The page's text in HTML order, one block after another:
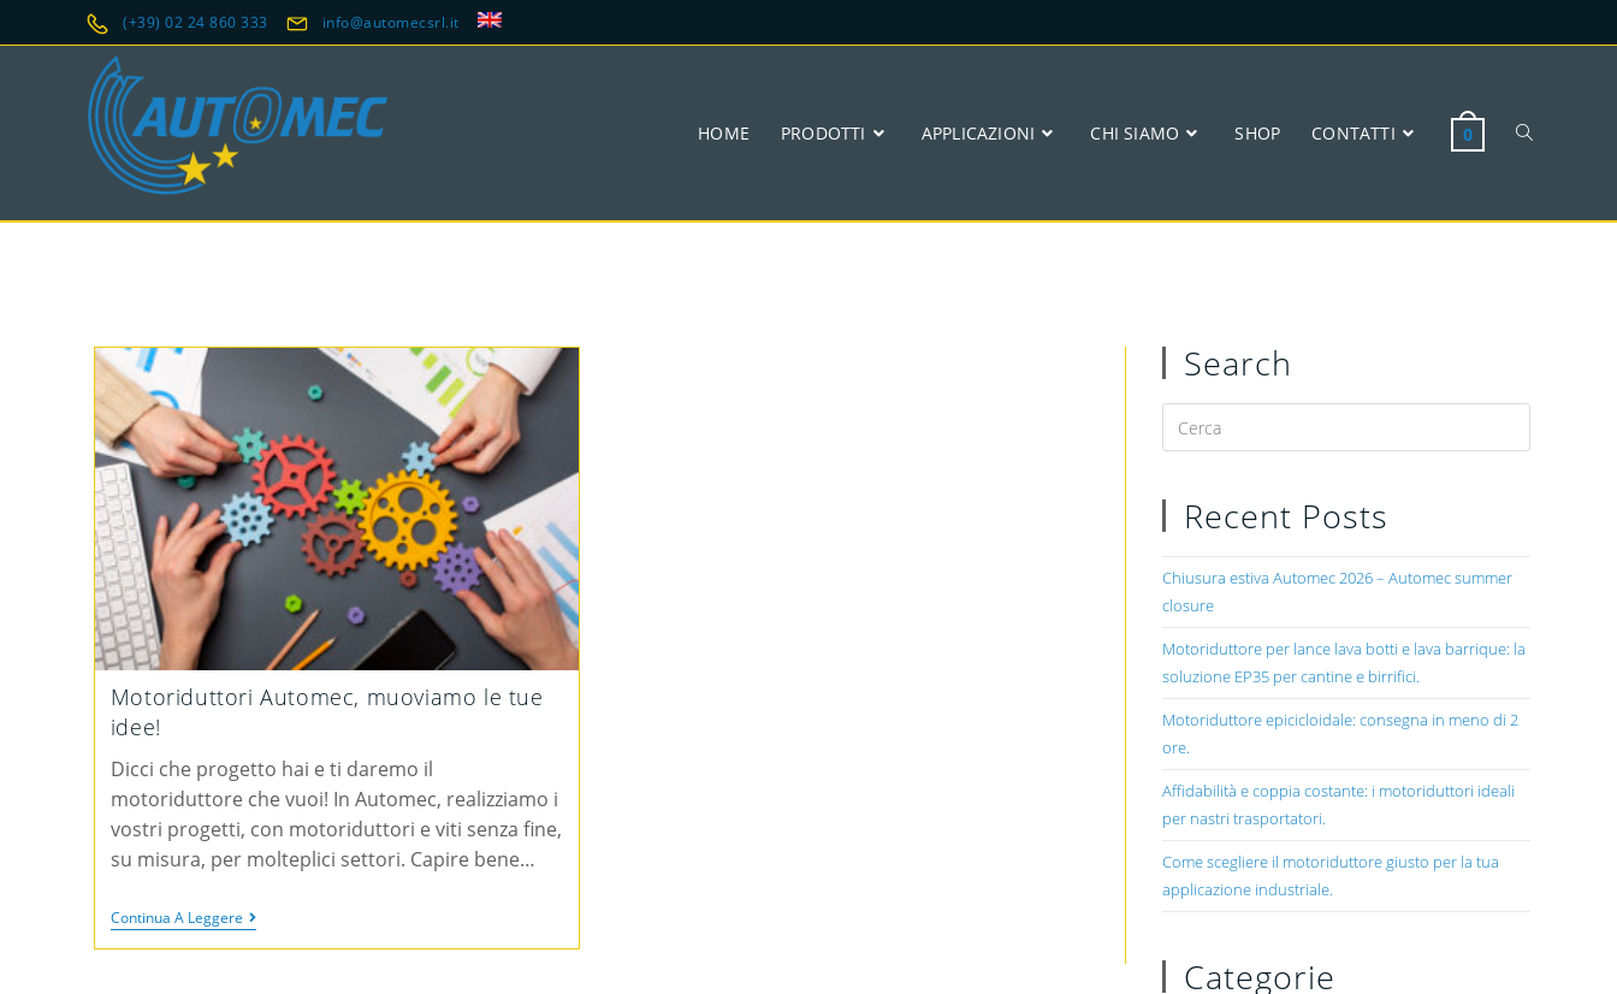
(+39) 02 24 860 333 info@automecsrl.it
HOME PRODOTTI APPLICAZIONI CHI SIAMO SHOP CONTATTI 0
Motoriduttori Automec, muoviamo le tue
idee!
Dicci che progetto hai e ti daremo il
motoriduttore che vuoi! In Automec, realizziamo i
vostri progetti, con motoriduttori e viti senza fine,
su misura, per molteplici settori. Capire bene…
Continua A Leggere
Search
Recent Posts
Chiusura estiva Automec 2026 – Automec summer
closure
Motoriduttore per lance lava botti e lava barrique: la
soluzione EP35 per cantine e birrifici.
Motoriduttore epicicloidale: consegna in meno di 2
ore.
Affidabilità e coppia costante: i motoriduttori ideali
per nastri trasportatori.
Come scegliere il motoriduttore giusto per la tua
applicazione industriale.
Categorie